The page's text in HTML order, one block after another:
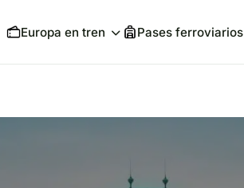
Europa en tren Pases ferroviarios